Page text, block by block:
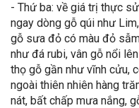
- Thứ ba: về giá trị thực
ngay dòng gỗ qúi như
gỗ sưa đỏ có màu đỏ
như đá rubi, vân gỗ nổi
thọ gỗ gần như vĩnh cửu,
ngoài thiên nhiên hàng
nát, bất chấp mưa nắng,